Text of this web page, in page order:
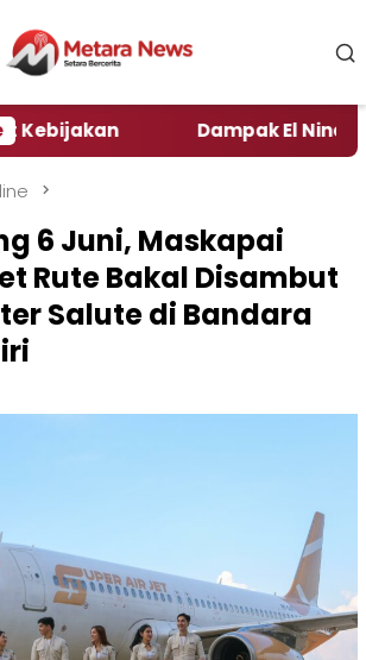
Dampak El Nino, Sejumlah
6 Juni, Maskapai
Rute Bakal Disambut
Salute di Bandara